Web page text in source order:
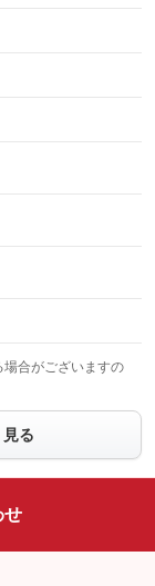
メラ
ル
合がございますの
る
せ